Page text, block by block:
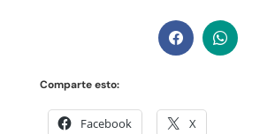
Comparte esto:
Facebook X